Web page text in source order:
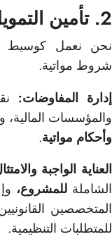
2. تأمين التمويل وتنفيذه
نحن نعمل كوسيط
شروط مواتية.
إدارة المفاوضات:
والمؤسسات المالية،
وأحكام مواتية.
العناية الواجبة
الشاملةللمشروع،
المتخصصين
للمتطلبات التنظيمية.